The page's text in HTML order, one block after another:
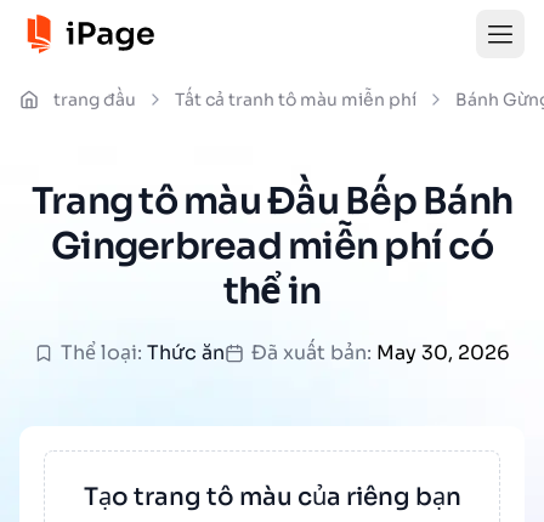
trang đầu Tất cả tranh tô màu miễn phí Bánh
Trang tô màu Đầu Bếp Bánh
Gingerbread miễn phí có
thể in
Thể loại: Thức ăn Đã xuất bản: May 30, 2026
Tạo trang tô màu của riêng bạn